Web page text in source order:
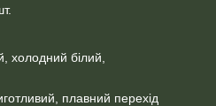
холодний білий,
плавний перехід